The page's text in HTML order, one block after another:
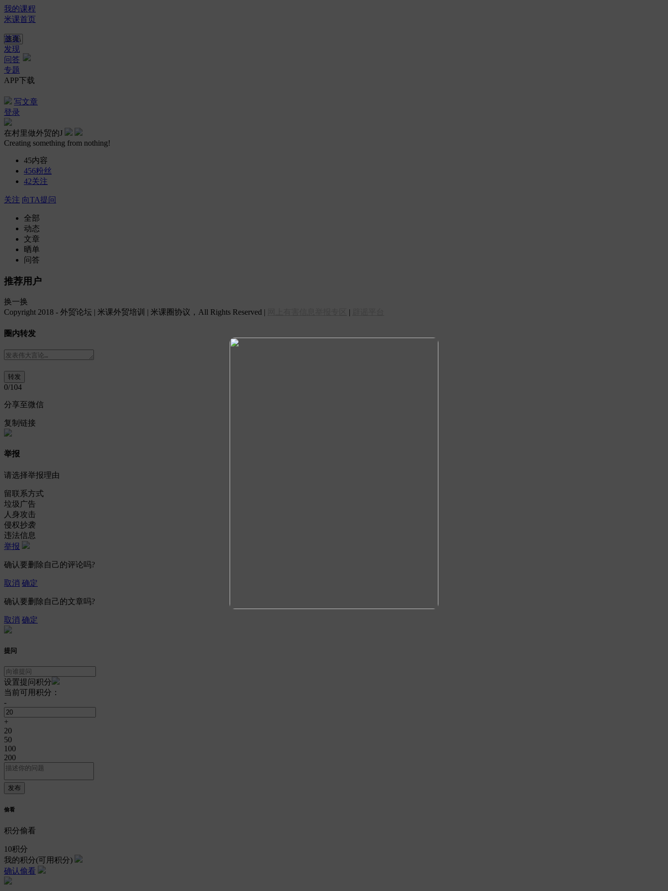
我的课程
米课首页
首页
发现
问答
专题
APP下载
写文章
登录
在村里做外贸的J
Creating something from nothing!
45内容
456粉丝
42关注
关注 向TA提问
全部
动态
文章
晒单
问答
推荐用户
换一换
Copyright 2018 - 外贸论坛 | 米课外贸培训 | 米课圈协议，All Rights Reserved |
|
圈内转发
0/104
分享至微信
复制链接
举报
请选择举报理由
留联系方式
垃圾广告
人身攻击
侵权抄袭
违法信息
举报
确认要删除自己的评论吗?
取消 确定
确认要删除自己的文章吗?
取消 确定
提问
设置提问积分
当前可用积分：
-
+
20
50
100
200
偷看
积分偷看
10积分
我的积分(可用积分)
确认偷看